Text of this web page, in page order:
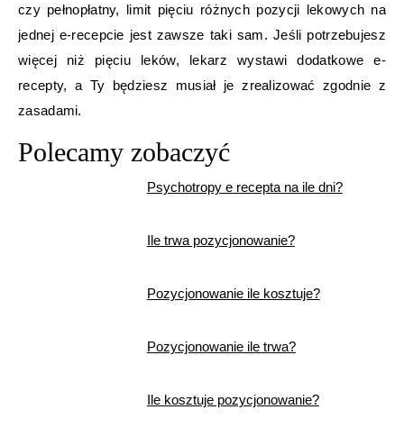
czy pełnopłatny, limit pięciu różnych pozycji lekowych na
jednej e-recepcie jest zawsze taki sam. Jeśli potrzebujesz
więcej niż pięciu leków, lekarz wystawi dodatkowe e-
recepty, a Ty będziesz musiał je zrealizować zgodnie z
zasadami.
Polecamy zobaczyć
Psychotropy e recepta na ile dni?
Ile trwa pozycjonowanie?
Pozycjonowanie ile kosztuje?
Pozycjonowanie ile trwa?
Ile kosztuje pozycjonowanie?